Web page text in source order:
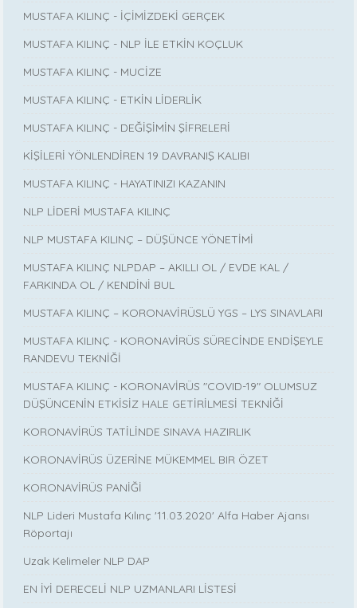
MUSTAFA KILINÇ - İÇİMİZDEKİ GERÇEK
MUSTAFA KILINÇ - NLP İLE ETKİN KOÇLUK
MUSTAFA KILINÇ - MUCİZE
MUSTAFA KILINÇ - ETKİN LİDERLİK
MUSTAFA KILINÇ - DEĞİŞİMİN ŞİFRELERİ
KİŞİLERİ YÖNLENDİREN 19 DAVRANIŞ KALIBI
MUSTAFA KILINÇ - HAYATINIZI KAZANIN
NLP LİDERİ MUSTAFA KILINÇ
NLP MUSTAFA KILINÇ – DÜŞÜNCE YÖNETİMİ
MUSTAFA KILINÇ NLPDAP – AKILLI OL / EVDE KAL /
FARKINDA OL / KENDİNİ BUL
MUSTAFA KILINÇ – KORONAVİRÜSLÜ YGS – LYS SINAVLARI
MUSTAFA KILINÇ - KORONAVİRÜS SÜRECİNDE ENDİŞEYLE
RANDEVU TEKNİĞİ
MUSTAFA KILINÇ - KORONAVİRÜS "COVID-19" OLUMSUZ
DÜŞÜNCENİN ETKİSİZ HALE GETİRİLMESİ TEKNİĞİ
KORONAVİRÜS TATİLİNDE SINAVA HAZIRLIK
KORONAVİRÜS ÜZERİNE MÜKEMMEL BIR ÖZET
KORONAVİRÜS PANİĞİ
NLP Lideri Mustafa Kılınç '11.03.2020' Alfa Haber Ajansı
Röportajı
Uzak Kelimeler NLP DAP
EN İYİ DERECELİ NLP UZMANLARI LİSTESİ